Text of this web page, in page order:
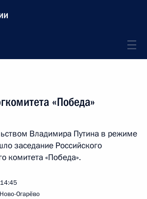
«Победа»
Владимира Путина в режиме
заседание Российского
комитета «Победа».
14:45
Огарёво